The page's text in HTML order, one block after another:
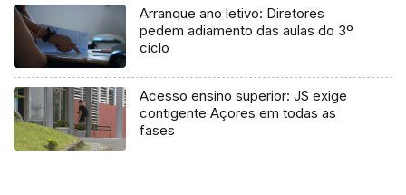
Arranque ano letivo: Diretores
pedem adiamento das aulas do 3º
ciclo
Acesso ensino superior: JS exige
contigente Açores em todas as
fases